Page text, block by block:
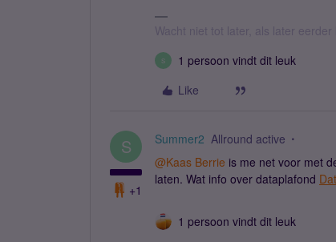
Wacht niet tot later, als later
S
1 persoon vindt dit leuk
Like
S
+1
Summer2 Allround active
@Kaas Berrie is me net voor met
laten. Wat info over dataplafond
1 persoon vindt dit leuk